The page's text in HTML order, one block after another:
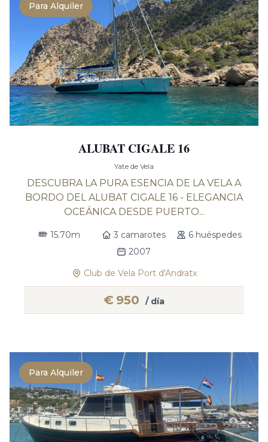
Para Alquiler
ALUBAT CIGALE 16
Yate de Vela
DESCUBRA LA PURA ESENCIA DE LA VELA A
BORDO DEL ALUBAT CIGALE 16 - ELEGANCIA
OCEÁNICA DESDE PUERTO...
15.70m 3 camarotes
6 huéspedes
2007
Club de Vela Port d'Andratx
€ 950 / día
Para Alquiler